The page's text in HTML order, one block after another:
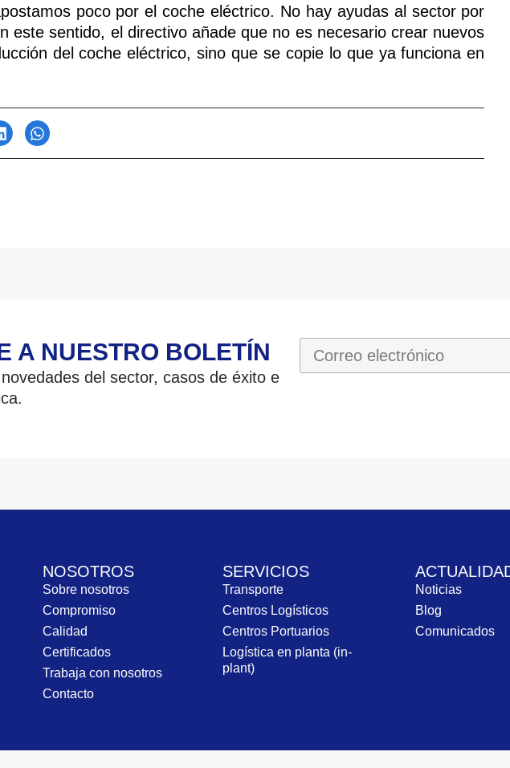
poco por el coche eléctrico. No hay ayudas al sector por
este sentido, el directivo añade que no es necesario crear nuevos
del coche eléctrico, sino que se copie lo que ya funciona en
A NUESTRO BOLETÍN
del sector, casos de éxito e
NOSOTROS
Sobre nosotros
Compromiso
Calidad
Certificados
Trabaja con nosotros
Contacto
SERVICIOS
Transporte
Centros Logísticos
Centros Portuarios
Logística en planta (in-
plant)
Noticias
Blog
Comunicados